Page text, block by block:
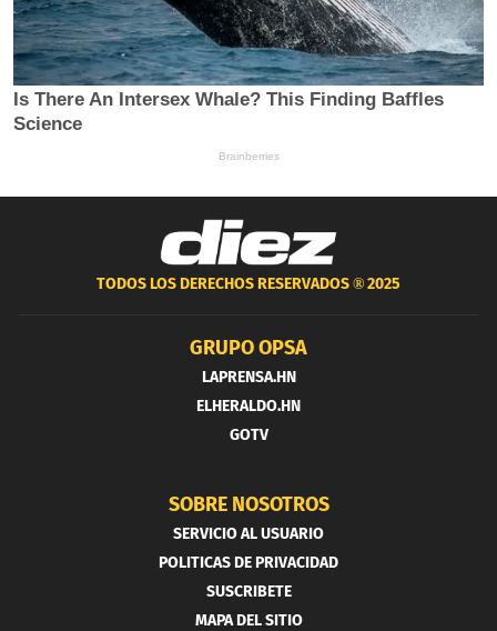
TODOS LOS DERECHOS RESERVADOS ®2025
GRUPO OPSA
LAPRENSA.HN
ELHERALDO.HN
GOTV
SOBRE NOSOTROS
SERVICIO AL USUARIO
POLITICAS DE PRIVACIDAD
SUSCRIBETE
MAPA DEL SITIO